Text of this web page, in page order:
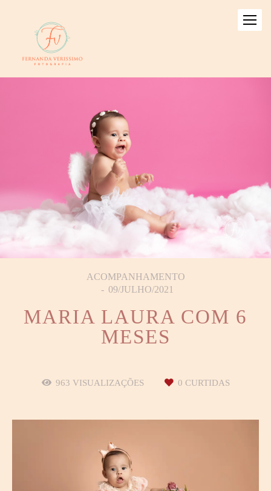
ACOMPANHAMENTO
09/JULHO/2021
MARIA LAURA COM 6
MESES
963 VISUALIZAÇÕES 0 CURTIDAS